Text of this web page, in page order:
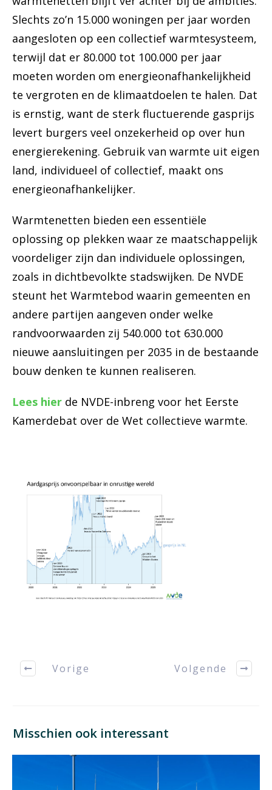
Slechts zo’n 15.000 woningen per jaar worden
aangesloten op een collectief warmtesysteem,
terwijl dat er 80.000 tot 100.000 per jaar
moeten worden om energieonafhankelijkheid
te vergroten en de klimaatdoelen te halen. Dat
is ernstig, want de sterk fluctuerende gasprijs
levert burgers veel onzekerheid op over hun
energierekening. Gebruik van warmte uit eigen
land, individueel of collectief, maakt ons
energieonafhankelijker.
Warmtenetten bieden een essentiële
oplossing op plekken waar ze maatschappelijk
voordeliger zijn dan individuele oplossingen,
zoals in dichtbevolkte stadswijken. De NVDE
steunt het Warmtebod waarin gemeenten en
andere partijen aangeven onder welke
randvoorwaarden zij 540.000 tot 630.000
nieuwe aansluitingen per 2035 in de bestaande
bouw denken te kunnen realiseren.
Lees hier de NVDE-inbreng voor het Eerste
Kamerdebat over de Wet collectieve warmte.
Vorige Volgende
Misschien ook interessant